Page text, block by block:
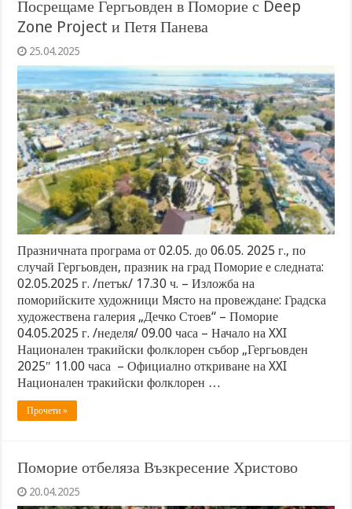
Посрещаме Гергьовден в Поморие с Deep
Zone Project и Петя Панева
25.04.2025
Празничната програма от 02.05. до 06.05. 2025 г., по
случай Гергьовден, празник на град Поморие е следната:
02.05.2025 г. /петък/ 17.30 ч. – Изложба на
поморийските художници Място на провеждане: Градска
художествена галерия „Дечко Стоев“ – Поморие
04.05.2025 г. /неделя/ 09.00 часа – Начало на XXI
Национален тракийски фолклорен събор „Гергьовден
2025″ 11.00 часа – Официално откриване на XXI
Национален тракийски фолклорен …
Прочети »
Поморие отбеляза Възкресение Христово
20.04.2025